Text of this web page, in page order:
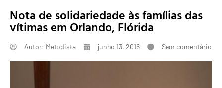
Nota de solidariedade às famílias das
vítimas em Orlando, Flórida
Autor: Metodista junho 13, 2016 Sem comentário